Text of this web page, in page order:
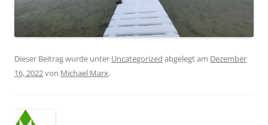
Dieser Beitrag wurde unter Uncategorized abgelegt am Dezember
16, 2022von Michael Marx.